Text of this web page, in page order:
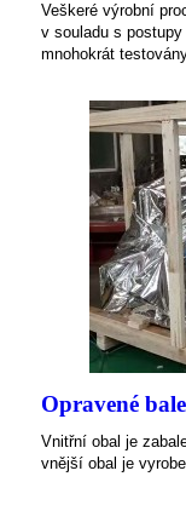
Veškeré výrobní
v souladu s
mnohokrát
Opravené
Vnitřní obal je
vnější obal je